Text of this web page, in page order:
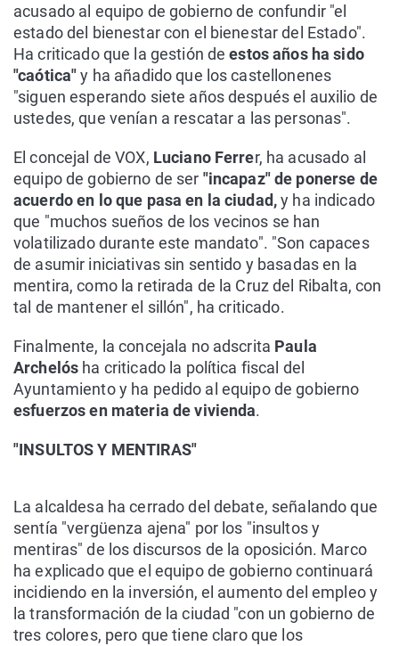
acusado al equipo de gobierno de confundir "el
estado del bienestar con el bienestar del Estado".
Ha criticado que la gestión deestos años ha sido
"caótica"y ha añadido que los castellonenes
"siguen esperando siete años después el auxilio de
ustedes, que venían a rescatar a las personas".
El concejal de VOX, Luciano Ferrer, ha acusado al
equipo de gobierno de ser "incapaz" de ponerse de
acuerdo en lo que pasa en la ciudad,y ha indicado
que "muchos sueños de los vecinos se han
volatilizado durante este mandato". "Son capaces
de asumir iniciativas sin sentido y basadas en la
mentira, como la retirada de la Cruz del Ribalta, con
tal de mantener el sillón", ha criticado.
Finalmente, la concejala no adscrita Paula
Archelós ha criticado la política fiscal del
Ayuntamiento y ha pedido al equipo de gobierno
esfuerzos en materia de vivienda.
"INSULTOS Y MENTIRAS"
La alcaldesa ha cerrado del debate, señalando que
sentía "vergüenza ajena" por los "insultos y
mentiras" de los discursos de la oposición. Marco
ha explicado que el equipo de gobierno continuará
incidiendo en la inversión, el aumento del empleo y
la transformación de la ciudad "con un gobierno de
tres colores, pero que tiene claro que los